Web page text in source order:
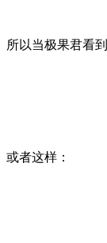
所以当极果君看
或者这样：